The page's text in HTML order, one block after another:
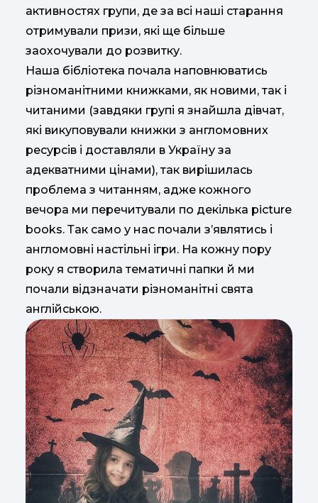
активностях групи, де за всі наші старання
отримували призи, які ще більше
заохочували до розвитку.
Наша бібліотека почала наповнюватись
різноманітними книжками, як новими, так і
читаними (завдяки групі я знайшла дівчат,
які викуповували книжки з англомовних
ресурсів і доставляли в Україну за
адекватними цінами), так вирішилась
проблема з читанням, адже кожного
вечора ми перечитували по декілька picture
books. Так само у нас почали з’являтись і
англомовні настільні ігри. На кожну пору
року я створила тематичні папки й ми
почали відзначати різноманітні свята
англійською.